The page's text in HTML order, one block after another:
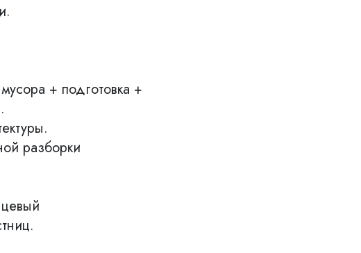
+ подготовка +
разборки